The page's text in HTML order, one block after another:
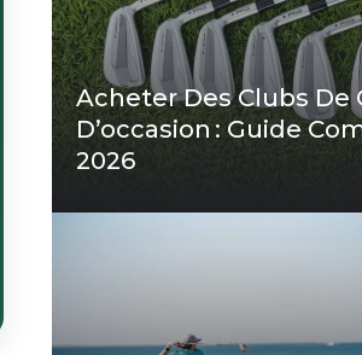
Acheter Des Clubs De
D’occasion : Guide
2026